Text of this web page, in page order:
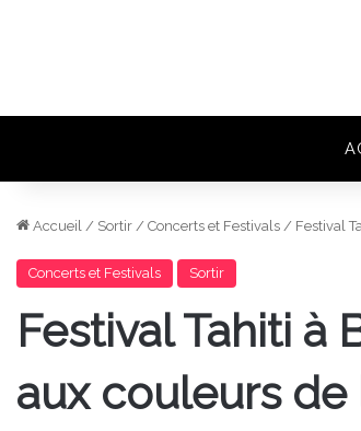
Accueil / Sortir / Concerts et Festivals / Festival
Concerts et Festivals Sortir
Festival Tahiti à
aux couleurs de